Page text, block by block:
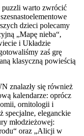
puzzli warto zwrócić
dzieci polecamy
„Mapę nieba“,
i Układzie
zaś grę
klasyczną powieścią
znalazły się również
kalendarze: oprócz
ornitologii i
specjalne, eleganckie
młodzieżowej:
oraz „Alicji w